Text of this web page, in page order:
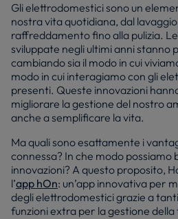
Gli elettrodomestici sono un
nostra vita quotidiana, dal
raffreddamento fino alla pulizia.
sviluppate negli ultimi anni stanno
cambiando sia il modo in cui
modo in cui interagiamo con gli
presenti. Queste innovazioni
migliorare la gestione del nostro
anche a semplificare la vita.
Ma quali sono esattamente i
connessa? In che modo possiamo
innovazioni? A questo proposito,
l’app hOn: un’app innovativa per
degli elettrodomestici grazie a
funzioni extra per la gestione della